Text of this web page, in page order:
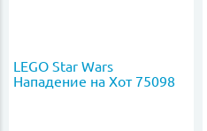
LEGO Star Wars
Нападение на Хот 75098